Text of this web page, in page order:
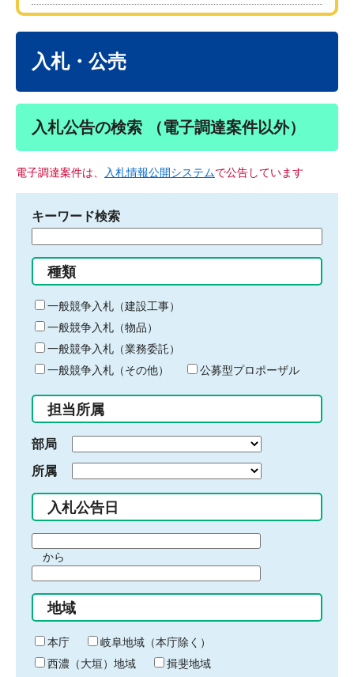
入札・公売
入札公告の検索 （電子調達案件以外）
電子調達案件は、 入札情報公開システムで公告しています
キーワード検索
る
キ
ー
ワ
ー
ド
入
力
種類
一般競争入札（建設工事）
一般競争入札（物品）
一般競争入札（業務委託）
一般競争入札（その他）
公募型プロポーザル
担当所属
部局
所属
入札公告日
間
始
り
から
間
終
わ
り
地域
本庁
岐阜地域（本庁除く）
西濃（大垣）地域
揖斐地域